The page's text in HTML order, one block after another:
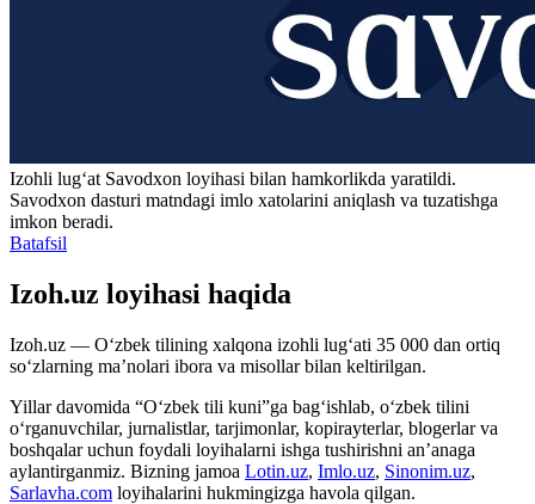
Izohli lugʻat Savodxon loyihasi bilan hamkorlikda yaratildi.
Savodxon dasturi matndagi imlo xatolarini aniqlash va tuzatishga
imkon beradi.
Batafsil
Izoh.uz loyihasi haqida
Izoh.uz — O‘zbek tilining xalqona izohli lug‘ati 35 000 dan ortiq
so‘zlarning ma’nolari ibora va misollar bilan keltirilgan.
Yillar davomida “O‘zbek tili kuni”ga bag‘ishlab, o‘zbek tilini
o‘rganuvchilar, jurnalistlar, tarjimonlar, kopirayterlar, blogerlar va
boshqalar uchun foydali loyihalarni ishga tushirishni an’anaga
aylantirganmiz. Bizning jamoa Lotin.uz, Imlo.uz, Sinonim.uz,
Sarlavha.com loyihalarini hukmingizga havola qilgan.